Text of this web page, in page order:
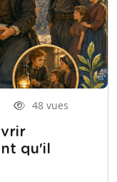
48 vues
qu'il